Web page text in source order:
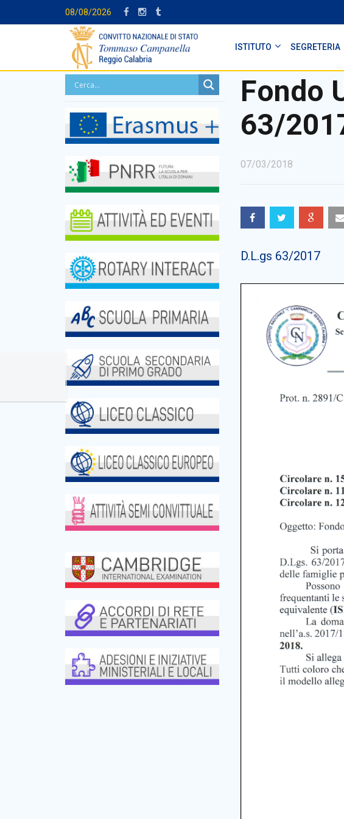
08/08/2026
ISTITUTO SEGRETERIA
Fondo
63/
07/03/2018
D.L.gs 63/2017